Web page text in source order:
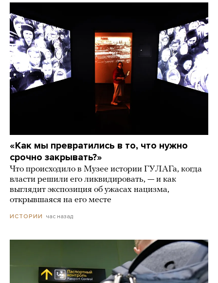
«Как мы превратились в то, что нужно
срочно закрывать?»
Что происходило в Музее истории ГУЛАГа, когда
власти решили его ликвидировать, — и как
выглядит экспозиция об ужасах нацизма,
открывшаяся на его месте
ИСТОРИИ час назад